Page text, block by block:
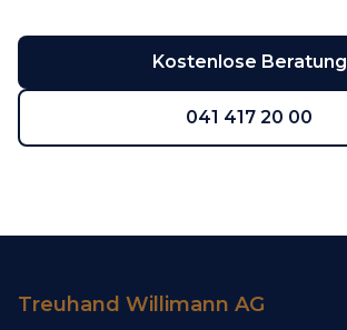
Kostenlose Beratung
041 417 20 00
Treuhand Willimann AG